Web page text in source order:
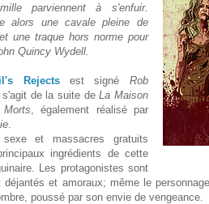
parviennent à s'enfuir.
alors une cavale pleine de
une traque hors norme pour
Quincy Wydell.
Rejectsest signé Rob
s'agit de la suite deLa Maison
, également réalisé par
sexe et massacres gratuits
ingrédients de cette
Les protagonistes sont
déjantés et amoraux; même le
poussé par son envie de vengeance.